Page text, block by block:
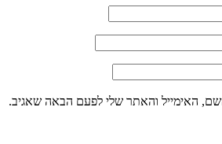
האימייל והאתר שלי לפעם הבאה שאגיב.